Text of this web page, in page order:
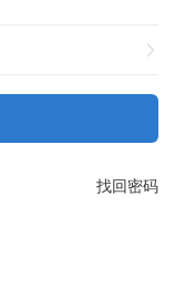
找回密码